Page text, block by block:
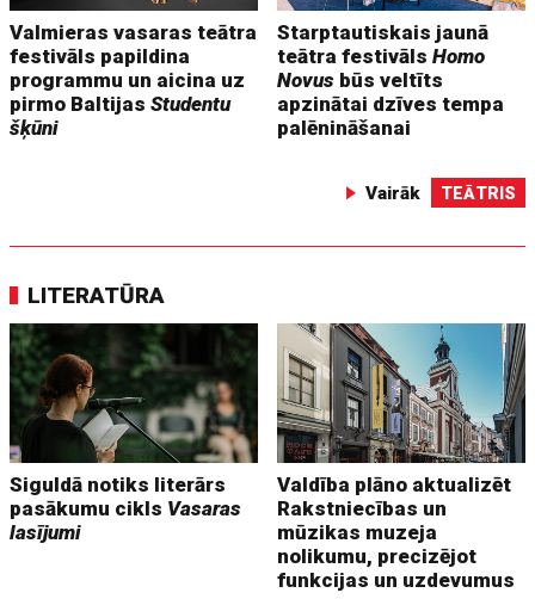
Valmieras vasaras teātra
festivāls papildina
programmu un aicina uz
pirmo BaltijasStudentu
šķūni
Starptautiskais jaunā
teātra festivālsHomo
Novus būs veltīts
apzinātai dzīves tempa
palēnināšanai
Vairāk TEĀTRIS
LITERATŪRA
Siguldā notiks literārs
pasākumu cikls Vasaras
lasījumi
Valdība plāno aktualizēt
Rakstniecības un
mūzikas muzeja
nolikumu, precizējot
funkcijas un uzdevumus